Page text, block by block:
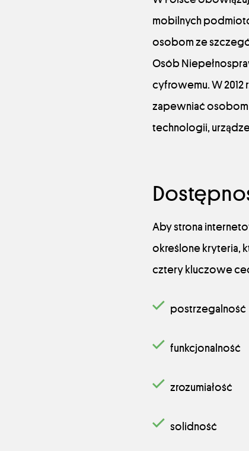
mobilnych
osobom ze
Osób
cyfrowemu. W 2012
zapewniać osobom
technologii,
Aby strona
określone kryteria,
cztery kluczowe
postrzegalność
funkcjonalność
zrozumiałość
solidność